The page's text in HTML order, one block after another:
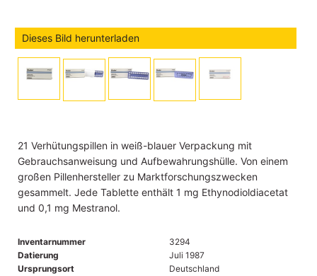
Dieses Bild herunterladen
21 Verhütungspillen in weiß-blauer Verpackung mit
Gebrauchsanweisung und Aufbewahrungshülle. Von einem
großen Pillenhersteller zu Marktforschungszwecken
gesammelt. Jede Tablette enthält 1 mg Ethynodioldiacetat
und 0,1 mg Mestranol.
Inventarnummer
3294
Datierung
Juli 1987
Ursprungsort
Deutschland